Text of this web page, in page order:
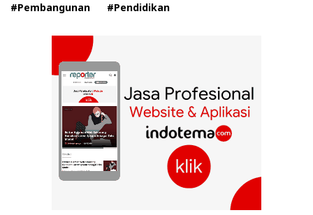
#Pembangunan
#Pendidikan